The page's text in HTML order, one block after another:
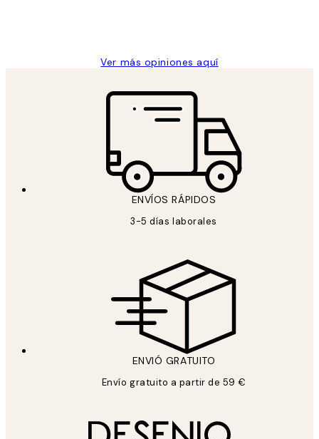
Ver más opiniones aquí
ENVÍOS RÁPIDOS
3-5 días laborales
ENVIÓ GRATUITO
Envío gratuito a partir de 59 €